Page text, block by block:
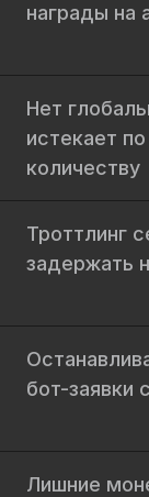
награды на
Нет
истекает
количеству
Троттлинг
задержать
бот-заявки
Лишние